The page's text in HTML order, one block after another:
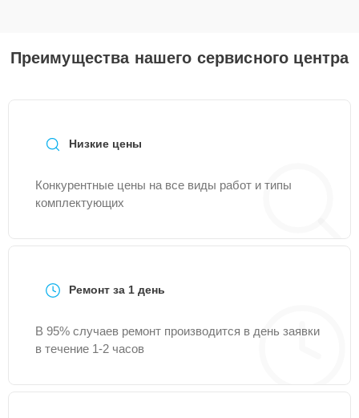
Преимущества нашего сервисного центра
Низкие цены
Конкурентные цены на все виды работ и типы
комплектующих
Ремонт за 1 день
В 95% случаев ремонт производится в день заявки
в течение 1-2 часов